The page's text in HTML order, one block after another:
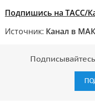
Подпишись на ТАСС/
Источник: Канал в